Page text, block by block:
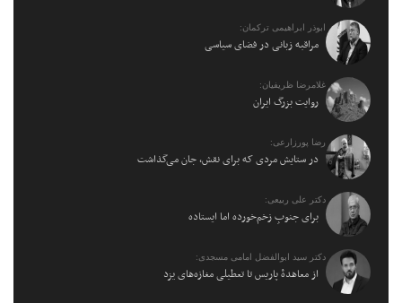
ابوذر ابراهیمی ترکمان:
مراقبه زبانی در فضای سیاسی
غلامرضا ظریفیان:
روایت بزرگ ایران
رضا پورزارعی:
در ستایش مردی که برای نقش، جان می‌گذاشت
دکتر علی ربیعی:
برای جنوبِ زخم‌خورده اما ایستاده
دکتر سید ابوالفضل امامی مسجدی:
از معاهدهٔ پاریس تا تعطیلی مغازه‌های یزد